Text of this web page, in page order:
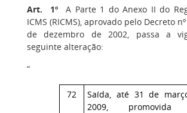
Art. 1º
A Parte 1 do Anexo II do
ICMS (RICMS), aprovado pelo Decreto
de dezembro de 2002, passa a
seguinte alteração:
“
72
Saída, até 31 de
2009, promovida